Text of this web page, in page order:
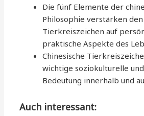
Die fünf Elemente der
Philosophie verstärken
Tierkreiszeichen auf
praktische Aspekte des
Chinesische
wichtige soziokulturelle
Bedeutung innerhalb und
Auch interessant: